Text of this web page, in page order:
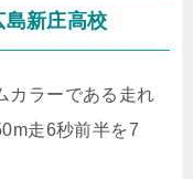
島新庄高校
カラーである走れ
走6秒前半を7